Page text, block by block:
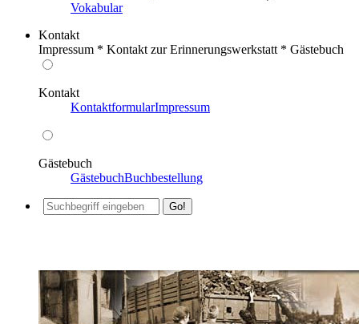
Vokabular
Kontakt
Impressum * Kontakt zur Erinnerungswerkstatt * Gästebuch
Kontakt
KontaktformularImpressum
Gästebuch
GästebuchBuchbestellung